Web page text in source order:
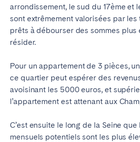
arrondissement, le sud du 17ème et
sont extrêmement valorisées par
prêts à débourser des sommes plus
résider.
Pour un appartement de 3 pièces,
ce quartier peut espérer des
avoisinant les 5000 euros, et
l’appartement est attenant aux
C’est ensuite le long de la Seine que
mensuels potentiels sont les plus